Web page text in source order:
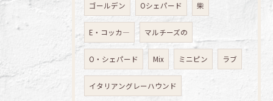
ゴールデン Oシェパード 柴
E・コッカ― マルチーズの
O・シェパード Mix ミニピン ラブ
イタリアングレーハウンド